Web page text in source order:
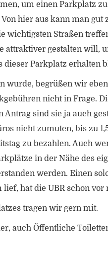
um einen Parkplatz
hier aus kann man gut
wichtigsten Straßen
attraktiver gestalten will,
Parkplatz erhalten
wurde, begrüßen wir
nicht in Frage.
sind sie ja auch
nicht zumuten, bis zu
zu bezahlen. Auch
in der Nähe des
werden. Einen
hat die UBR schon
tragen wir gern mit.
auch Öffentliche